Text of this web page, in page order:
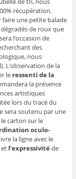
récupération.
faire une petite balade
de roux que
l’occasion de
des
nous
L’observation de la
le ressenti de la
la présence
artistiques
lors du tracé du
sera soutenu par une
carton sur le
oculo-
la ligne avec le
et l’expressivité de